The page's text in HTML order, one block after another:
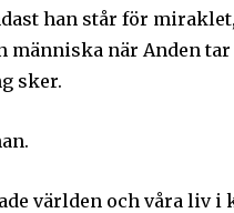
han står för
människa när Anden
sker.
världen och våra liv i